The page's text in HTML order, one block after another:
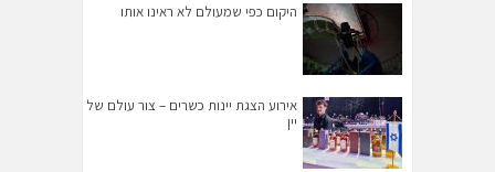
היקום כפי שמעולם לא ראינו אותו
אירוע הצגת יינות כשרים – צור עולם של
יין